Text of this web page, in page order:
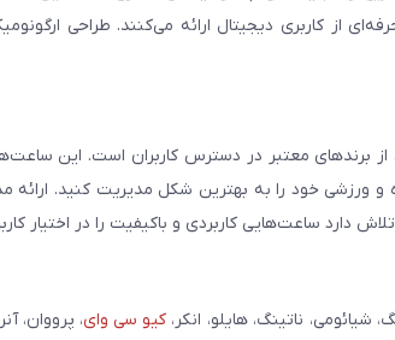
از کاربری دیجیتال ارائه می‌کنند. طراحی
از برندهای معتبر در دسترس کاربران است. این
و ورزشی خود را به بهترین شکل مدیریت کنید. ارائه
ساعت‌هایی کاربردی و باکیفیت را در اختیار
ناتینگ، هایلو، انکر، کیو سی وای، پرووان،